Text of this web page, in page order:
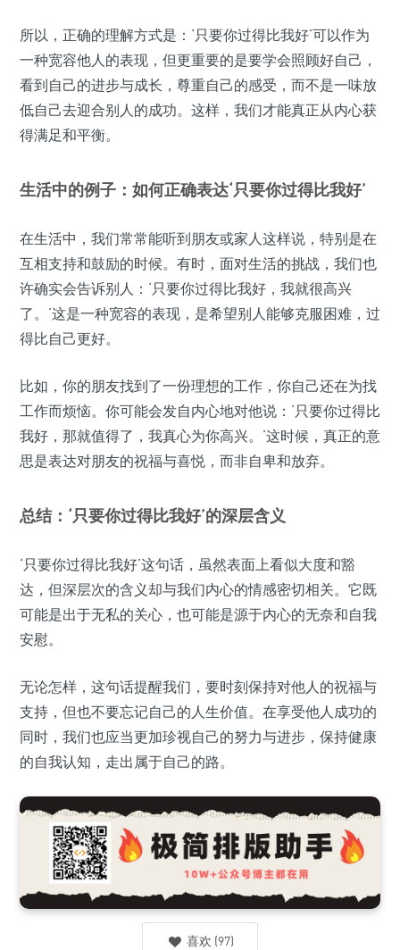
所以，正确的理解方式是：‘只要你过得比我好’可以作为
一种宽容他人的表现，但更重要的是要学会照顾好自己，
看到自己的进步与成长，尊重自己的感受，而不是一味放
低自己去迎合别人的成功。这样，我们才能真正从内心获
得满足和平衡。
生活中的例子：如何正确表达‘只要你过得比我好’
在生活中，我们常常能听到朋友或家人这样说，特别是在
互相支持和鼓励的时候。有时，面对生活的挑战，我们也
许确实会告诉别人：‘只要你过得比我好，我就很高兴
了。’这是一种宽容的表现，是希望别人能够克服困难，过
得比自己更好。
比如，你的朋友找到了一份理想的工作，你自己还在为找
工作而烦恼。你可能会发自内心地对他说：‘只要你过得比
我好，那就值得了，我真心为你高兴。’这时候，真正的意
思是表达对朋友的祝福与喜悦，而非自卑和放弃。
总结：‘只要你过得比我好’的深层含义
‘只要你过得比我好’这句话，虽然表面上看似大度和豁
达，但深层次的含义却与我们内心的情感密切相关。它既
可能是出于无私的关心，也可能是源于内心的无奈和自我
安慰。
无论怎样，这句话提醒我们，要时刻保持对他人的祝福与
支持，但也不要忘记自己的人生价值。在享受他人成功的
同时，我们也应当更加珍视自己的努力与进步，保持健康
的自我认知，走出属于自己的路。
喜欢 (97)